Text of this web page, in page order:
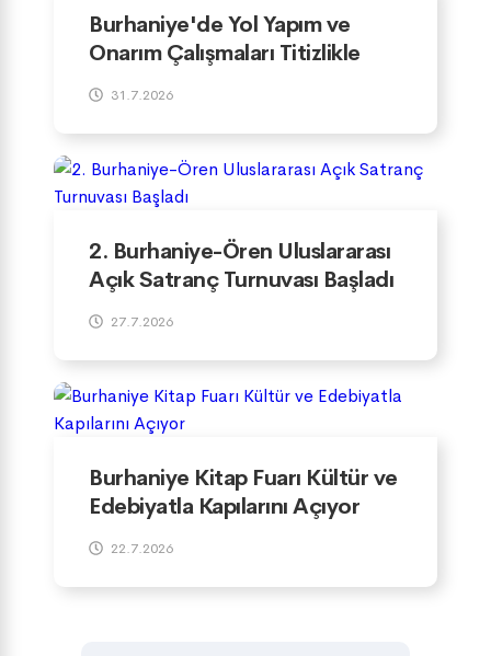
Burhaniye'de Yol Yapım ve
Onarım Çalışmaları Titizlikle
Yürütülüyor
31.7.2026
2. Burhaniye-Ören Uluslararası
Açık Satranç Turnuvası Başladı
27.7.2026
Burhaniye Kitap Fuarı Kültür ve
Edebiyatla Kapılarını Açıyor
22.7.2026